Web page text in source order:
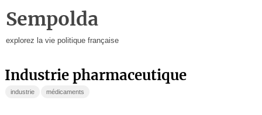
Sempolda
explorez la vie politique française
industrie pharmaceutique
industrie médicaments